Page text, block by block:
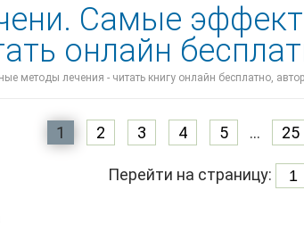
Самые
онлайн
методы лечения - читать книгу онлайн бесплатно, автор
1 2 3 4 5 ... 25
Перейти на страницу: